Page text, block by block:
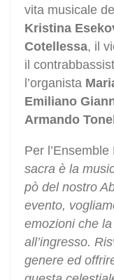
vita musicale
Kristina
Cotellessa, il
il
l’organista
Emiliano
Armando
Per
sacra è la
pò del nostro
evento,
emozioni che
all’ingresso.
genere ed